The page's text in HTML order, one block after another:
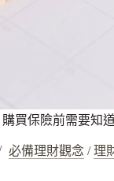
買保險前需要知道
必備理財觀念 / 理